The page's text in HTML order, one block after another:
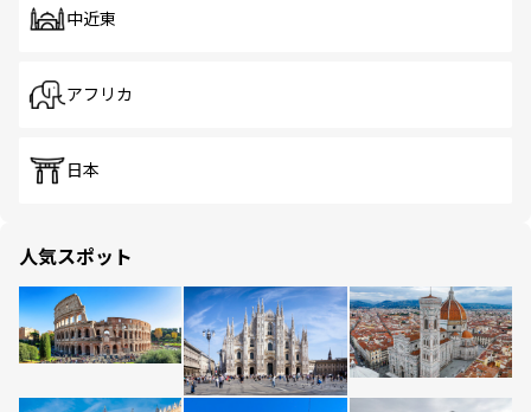
中近東
アフリカ
日本
人気スポット